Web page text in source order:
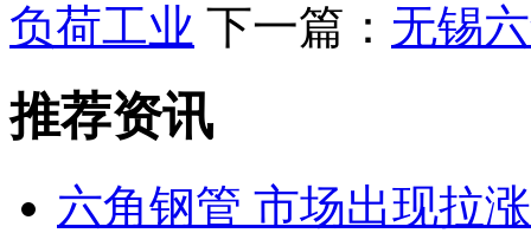
负荷工业 下一篇： 无锡
推荐资讯
六角钢管 市场出现拉